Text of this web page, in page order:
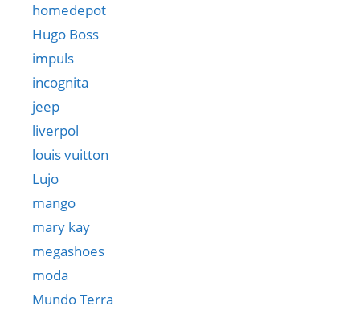
homedepot
Hugo Boss
impuls
incognita
jeep
liverpol
louis vuitton
Lujo
mango
mary kay
megashoes
moda
Mundo Terra